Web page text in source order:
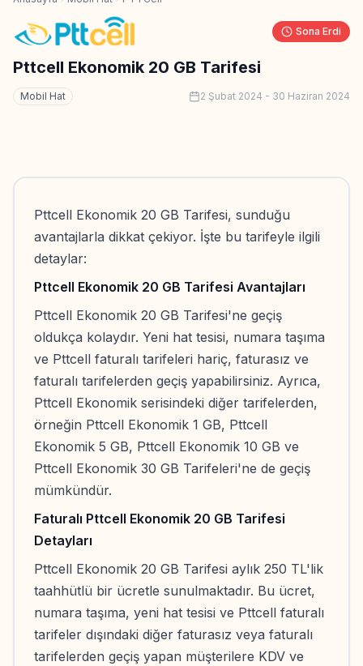
Sona Erdi
Pttcell Ekonomik 20 GB Tarifesi
Mobil Hat 2 Şubat 2024 - 30 Haziran 2024
Pttcell Ekonomik 20 GB Tarifesi, sunduğu
avantajlarla dikkat çekiyor. İşte bu tarifeyle ilgili
detaylar:
Pttcell Ekonomik 20 GB Tarifesi Avantajları
Pttcell Ekonomik 20 GB Tarifesi'ne geçiş
oldukça kolaydır. Yeni hat tesisi, numara taşıma
ve Pttcell faturalı tarifeleri hariç, faturasız ve
faturalı tarifelerden geçiş yapabilirsiniz. Ayrıca,
Pttcell Ekonomik serisindeki diğer tarifelerden,
örneğin Pttcell Ekonomik 1 GB, Pttcell
Ekonomik 5 GB, Pttcell Ekonomik 10 GB ve
Pttcell Ekonomik 30 GB Tarifeleri'ne de geçiş
mümkündür.
Faturalı Pttcell Ekonomik 20 GB Tarifesi
Detayları
Pttcell Ekonomik 20 GB Tarifesi aylık 250 TL'lik
taahhütlü bir ücretle sunulmaktadır. Bu ücret,
numara taşıma, yeni hat tesisi ve Pttcell faturalı
tarifeler dışındaki diğer faturasız veya faturalı
tarifelerden geçiş yapan müşterilere KDV ve